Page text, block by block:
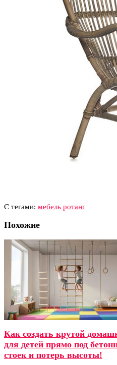
С тегами: мебель ротанг
Похожие
Как создать крутой
для детей прямо под
стоек и потерь высоты!